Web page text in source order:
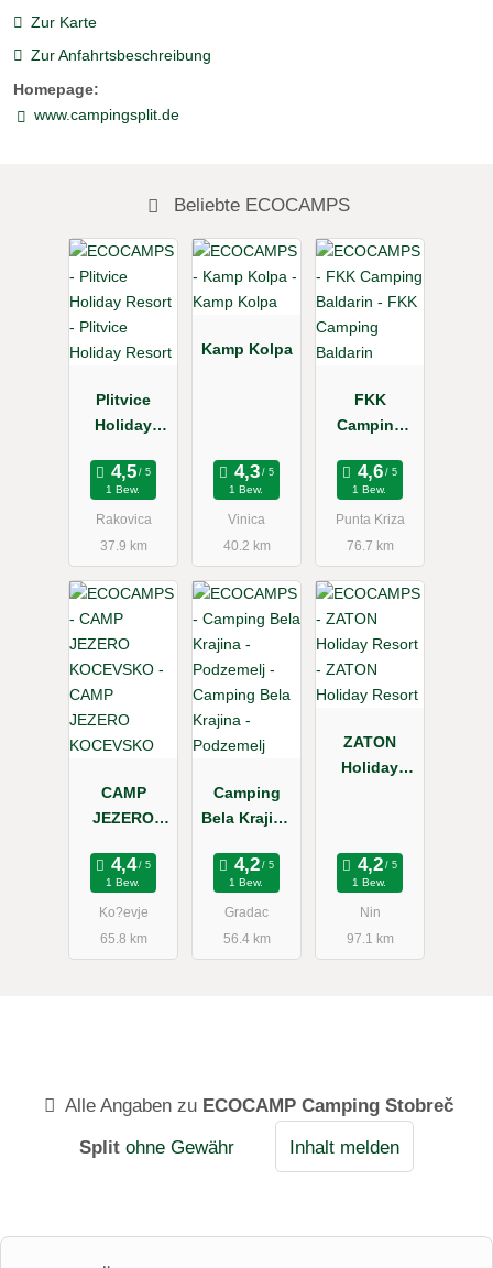
Zur Karte
Zur Anfahrtsbeschreibung
Homepage:
www.campingsplit.de
Beliebte ECOCAMPS
Plitvice
Holiday
1 Bew.
Rakovica
37.9 km
Kamp Kolpa
1 Bew.
Vinica
40.2 km
FKK
Camping
1 Bew.
Punta Kriza
76.7 km
CAMP
JEZERO
1 Bew.
Ko?evje
65.8 km
Camping
Bela Krajina
1 Bew.
Gradac
56.4 km
ZATON
Holiday
1 Bew.
Nin
97.1 km
Alle Angaben zu ECOCAMP Camping Stobreč
Split ohne Gewähr Inhalt melden